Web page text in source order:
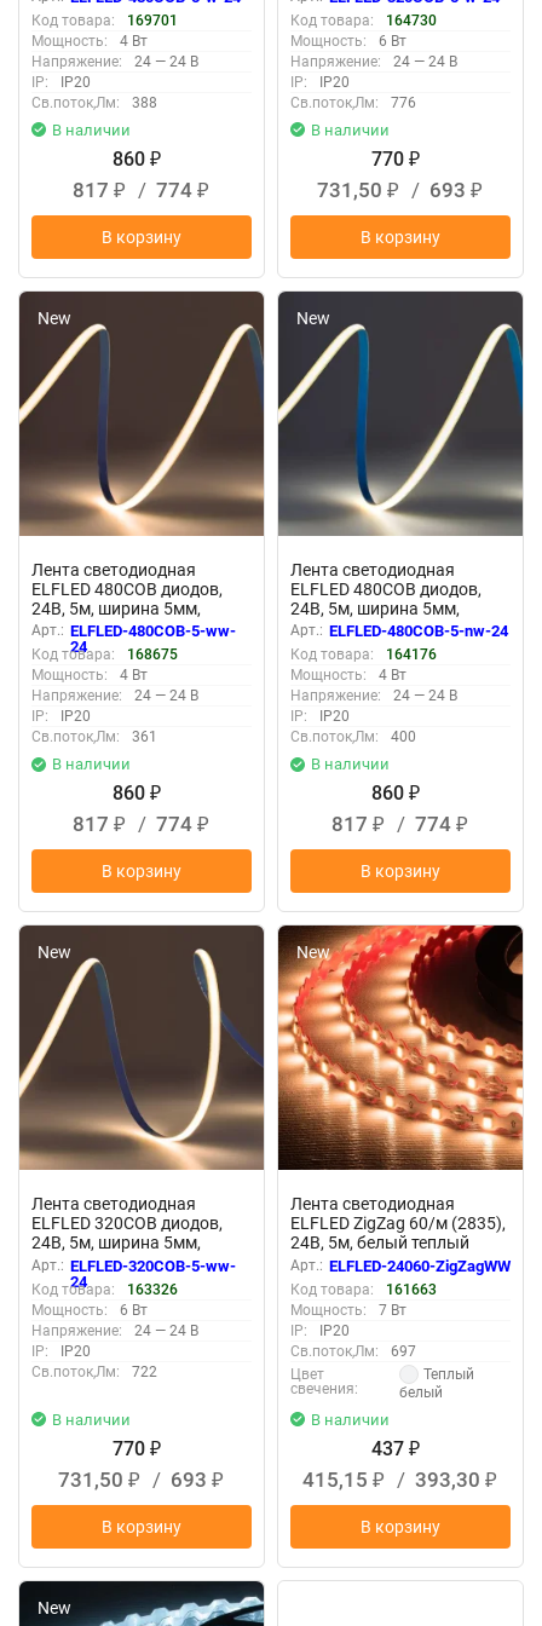
Код товара:
169701
Мощность:
4 Вт
Напряжение:
24 — 24 В
IP:
IP20
Св.поток,Лм:
388
В наличии
860 ₽
817 ₽ / 774 ₽
В корзину
Код товара:
164730
Мощность:
6 Вт
Напряжение:
24 — 24 В
IP:
IP20
Св.поток,Лм:
776
В наличии
770 ₽
731,50 ₽ / 693 ₽
В корзину
New
Лента светодиодная
ELFLED 480COB диодов,
24В, 5м, ширина 5мм,
белый теплый 2800-3300К
Арт.: ELFLED-480COB-5-ww-
24
Код товара:
168675
Мощность:
4 Вт
Напряжение:
24 — 24 В
IP:
IP20
Св.поток,Лм:
361
В наличии
860 ₽
817 ₽ / 774 ₽
В корзину
New
Лента светодиодная
ELFLED 480COB диодов,
24В, 5м, ширина 5мм,
белый нейтральный 4000-
4500К
Арт.: ELFLED-480COB-5-nw-24
Код товара:
164176
Мощность:
4 Вт
Напряжение:
24 — 24 В
IP:
IP20
Св.поток,Лм:
400
В наличии
860 ₽
817 ₽ / 774 ₽
В корзину
New
Лента светодиодная
ELFLED 320COB диодов,
24В, 5м, ширина 5мм,
белый теплый 2800-3300К
Арт.: ELFLED-320COB-5-ww-
24
Код товара:
163326
Мощность:
6 Вт
Напряжение:
24 — 24 В
IP:
IP20
Св.поток,Лм:
722
В наличии
770 ₽
731,50 ₽ / 693 ₽
В корзину
New
Лента светодиодная
ELFLED ZigZag 60/м (2835),
24В, 5м, белый теплый
2800-3300К
Арт.: ELFLED-24060-ZigZagWW
Код товара:
161663
Мощность:
7 Вт
IP:
IP20
Св.поток,Лм:
697
Цвет
свечения:
Теплый
белый
В наличии
437 ₽
415,15 ₽ / 393,30 ₽
В корзину
New